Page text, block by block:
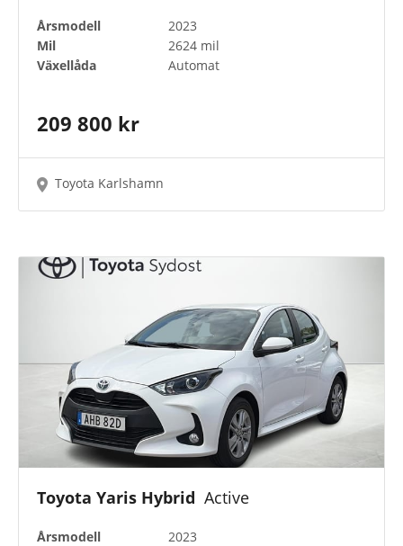
Årsmodell
2023
Mil
2624 mil
Växellåda
Automat
209 800 kr
Toyota Karlshamn
Toyota Yaris Hybrid Active
Årsmodell
2023